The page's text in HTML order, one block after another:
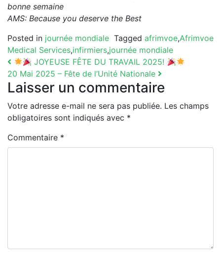
bonne semaine
AMS: Because you deserve the Best
Posted in journée mondiale Tagged afrimvoe,Afrimvoe
Medical Services,infirmiers,journée mondiale
Navigation
JOYEUSE FÊTE DU TRAVAIL 2025!
20 Mai 2025 – Fête de l’Unité Nationale
Laisser un commentaire
Votre adresse e-mail ne sera pas publiée. Les champs
obligatoires sont indiqués avec *
Commentaire *